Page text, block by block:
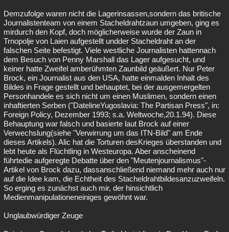
Demzufolge waren nicht die Lagerinsassen,sondern das britische
Journalistenteam von einem Stacheldrahtzaun umgeben, ging es
mirdurch den Kopf, doch möglicherweise wurde der Zaun in
Trnopolje von Laien aufgestellt undder Stacheldraht an der
falschen Seite befestigt. Viele westliche Journalisten hattennach
dem Besuch von Penny Marshall das Lager aufgesucht, und
keiner hatte Zweifel amberühmten Zaunbild geäußert. Nur Peter
Brock, ein Journalist aus den USA, hatte einmalden Inhalt des
Bildes in Frage gestellt und behauptet, bei der ausgemergelten
Personhandele es sich nicht um einen Muslimen, sondern einen
inhaftierten Serben ("DatelineYugoslavia: The Partisan Press", in:
Foreign Policy, Dezember 1993; s.a. Weltwoche,20.1.94). Diese
Behauptung war falsch und basierte laut Brock auf einer
Verwechslung(siehe "Verwirrung um das ITN-Bild" am Ende
dieses Artikels). Alic hat die Torturen desKrieges überstanden und
lebt heute als Flüchtling in Westeuropa. Aber anscheinend
führtedie aufgeregte Debatte über den "Meutenjournalismus"-
Artikel von Brock dazu, dassanschließend niemand mehr auch nur
auf die Idee kam, die Echtheit des Stacheldrahtbildesanzuzweifeln.
So erging es zunächst auch mir, der hinsichtlich
Medienmanipulationeneiniges gewöhnt war.
Unglaubwürdiger Zeuge